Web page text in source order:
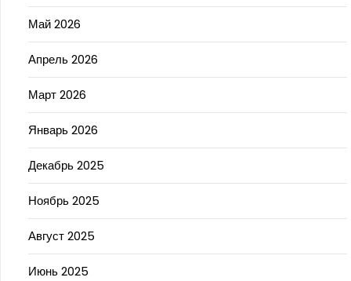
Май 2026
Апрель 2026
Март 2026
Январь 2026
Декабрь 2025
Ноябрь 2025
Август 2025
Июнь 2025